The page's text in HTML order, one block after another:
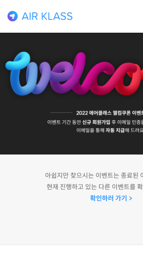
아쉽지만 찾으시는 이벤트는 종료된
현재 진행하고 있는 다른 이벤트를
확인하러 가기 >